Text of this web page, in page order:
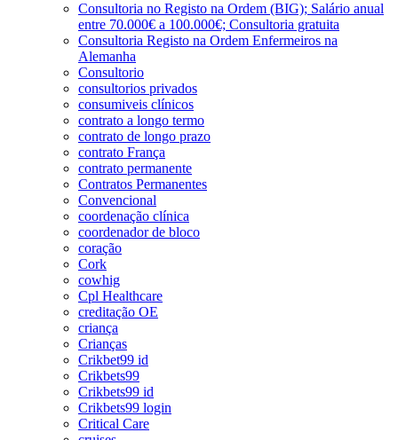
Consultoria no Registo na Ordem (BIG); Salário anual
entre 70.000€ a 100.000€; Consultoria gratuita
Consultoria Registo na Ordem Enfermeiros na
Alemanha
Consultorio
consultorios privados
consumiveis clínicos
contrato a longo termo
contrato de longo prazo
contrato França
contrato permanente
Contratos Permanentes
Convencional
coordenação clínica
coordenador de bloco
coração
Cork
cowhig
Cpl Healthcare
creditação OE
criança
Crianças
Crikbet99 id
Crikbets99
Crikbets99 id
Crikbets99 login
Critical Care